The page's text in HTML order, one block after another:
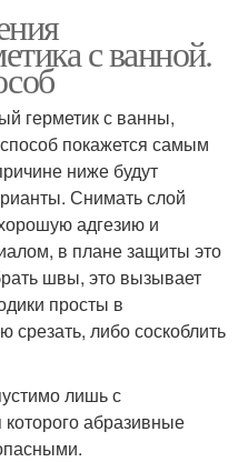
с ванной.
герметик с ванны,
покажется самым
ниже будут
Снимать слой
адгезию и
в плане защиты это
швы, это вызывает
просты в
срезать, либо соскоблить
лишь с
абразивные